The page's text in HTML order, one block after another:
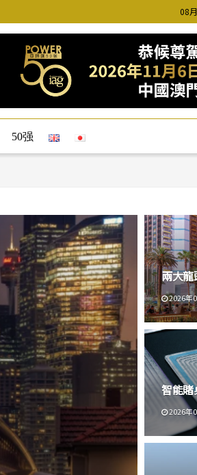
08
50强
兩大龍
2026年
智能賭
2026年